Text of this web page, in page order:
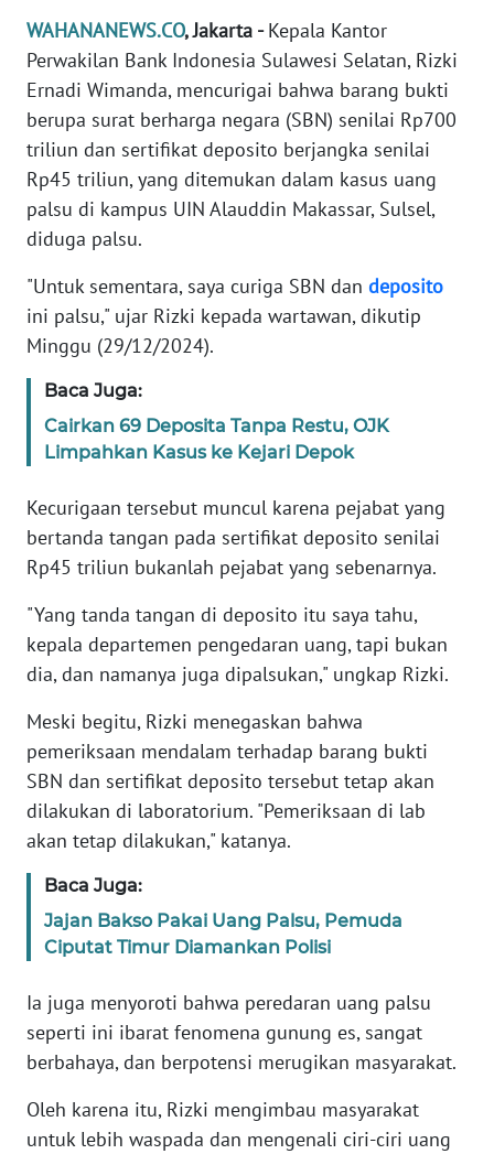
WAHANANEWS.CO, Jakarta -Kepala Kantor
Perwakilan Bank Indonesia Sulawesi Selatan, Rizki
Ernadi Wimanda, mencurigai bahwa barang bukti
berupa surat berharga negara (SBN) senilai Rp700
triliun dan sertifikat deposito berjangka senilai
Rp45 triliun, yang ditemukan dalam kasus uang
palsu di kampus UIN Alauddin Makassar, Sulsel,
diduga palsu.
"Untuk sementara, saya curiga SBN dan deposito
ini palsu," ujar Rizki kepada wartawan, dikutip
Minggu (29/12/2024).
Baca Juga:
Cairkan 69 Deposita Tanpa Restu, OJK
Limpahkan Kasus ke Kejari Depok
Kecurigaan tersebut muncul karena pejabat yang
bertanda tangan pada sertifikat deposito senilai
Rp45 triliun bukanlah pejabat yang sebenarnya.
"Yang tanda tangan di deposito itu saya tahu,
kepala departemen pengedaran uang, tapi bukan
dia, dan namanya juga dipalsukan," ungkap Rizki.
Meski begitu, Rizki menegaskan bahwa
pemeriksaan mendalam terhadap barang bukti
SBN dan sertifikat deposito tersebut tetap akan
dilakukan di laboratorium. "Pemeriksaan di lab
akan tetap dilakukan," katanya.
Baca Juga:
Jajan Bakso Pakai Uang Palsu, Pemuda
Ciputat Timur Diamankan Polisi
Ia juga menyoroti bahwa peredaran uang palsu
seperti ini ibarat fenomena gunung es, sangat
berbahaya, dan berpotensi merugikan masyarakat.
Oleh karena itu, Rizki mengimbau masyarakat
untuk lebih waspada dan mengenali ciri-ciri uang
KONTAK
KAMI
INFO
IKLAN
TENTANG
PEDOMAN
MEDIA
SIBER
REDAKSI
DISCLAIMER
News
Regional
SUMUT
WN
JABAR
WN
BANTEN
WN
NTT
WN